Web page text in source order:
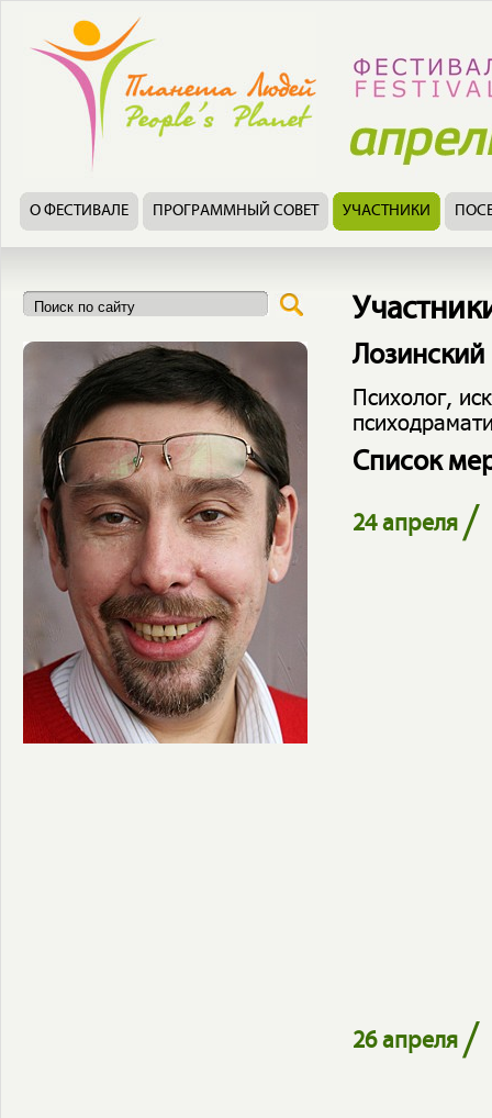
О ФЕСТИВАЛЕ ПРОГРАММНЫЙ СОВЕТ УЧАСТНИКИ
Лозинский
Психолог,
Список
24 апреля/
26 апреля/